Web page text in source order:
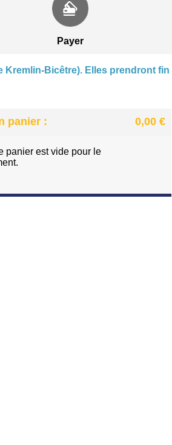
À VILLENEUVE-SAINT-
À VIRY-CHATILLON
Payer
Kremlin-Bicêtre). Elles prendront fin
panier : 0,00 €
panier est vide pour le